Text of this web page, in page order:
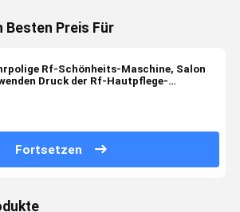
Besten Preis Für
Rf-Schönheits-Maschine, Salon
Druck der Rf-Hautpflege-
Fortsetzen